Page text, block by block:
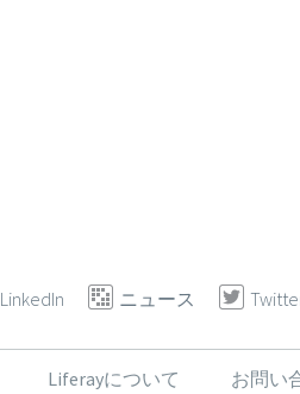
LinkedIn ニュース
Liferayについて お問い